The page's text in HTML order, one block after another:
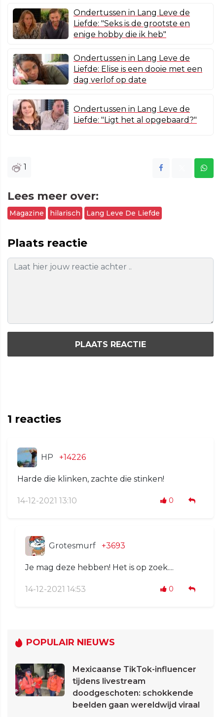
Ondertussen in Lang Leve de
Liefde: "Seks is de grootste en
enige hobby die ik heb"
Ondertussen in Lang Leve de
Liefde: Elise is een dooie met een
dag verlof op date
Ondertussen in Lang Leve de
Liefde: "Ligt het al opgebaard?"
1
Lees meer over:
Magazine hilarisch Lang Leve De Liefde
Plaats reactie
PLAATS REACTIE
1 reacties
HP +14226
Harde die klinken, zachte die stinken!
14-12-2021 13:10 0
Grotesmurf +3693
Je mag deze hebben! Het is op zoek....
14-12-2021 14:53 0
POPULAIR NIEUWS
Mexicaanse TikTok-influencer
tijdens livestream
doodgeschoten: schokkende
beelden gaan wereldwijd viraal